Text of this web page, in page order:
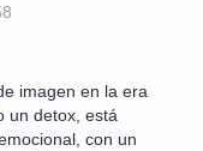
imagen en la era
un detox, está
con un